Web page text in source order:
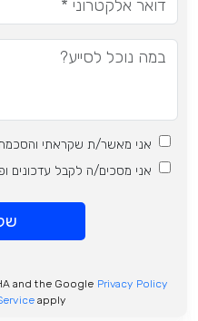
אני מאשר/ת שקראתי
אני מסכים/ה לקבל עדכונים
and the Google Privacy Policy
apply.